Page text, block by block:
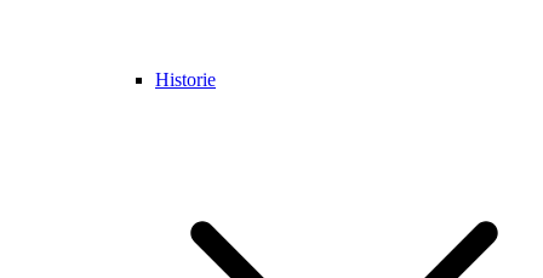
Historie